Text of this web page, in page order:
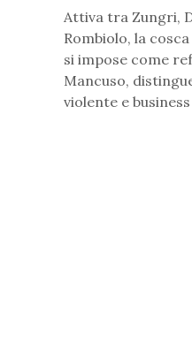
Attiva tra Zungri,
Rombiolo, la
si impose come
Mancuso,
violente e